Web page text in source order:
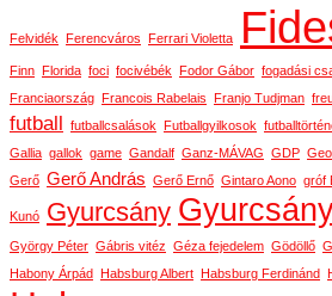
Felvidék Ferencváros Ferrari Violetta
Finn Florida foci focivébék Fodor Gábor fogadási
Franciaország Francois Rabelais Franjo Tudjman
futball futballcsalások Futballgyilkosok
Gallia gallok game Gandalf Ganz-MÁVAG GDP
Gerő Gerő András Gerő Ernő Gintaro Aono gróf
Kunó Gyurcsány
György Péter Gábris vitéz Géza fejedelem Gödöllő
Habony Árpád Habsburg Albert Habsburg Ferdinánd